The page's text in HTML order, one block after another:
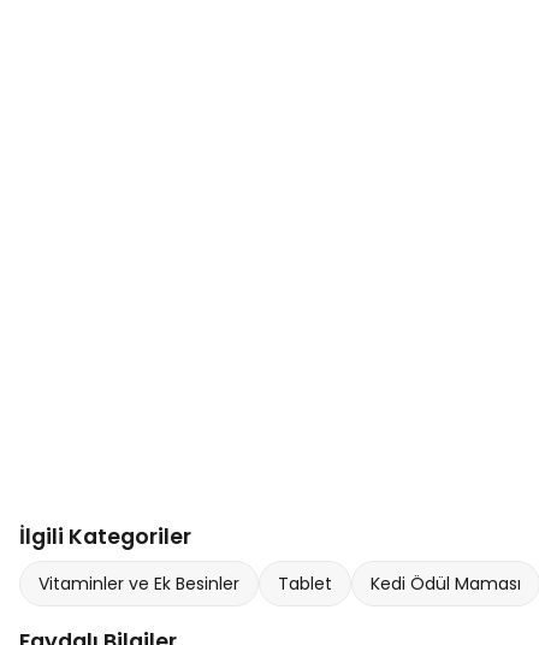
İlgili Kategoriler
Vitaminler ve Ek Besinler Tablet Kedi Ödül Maması